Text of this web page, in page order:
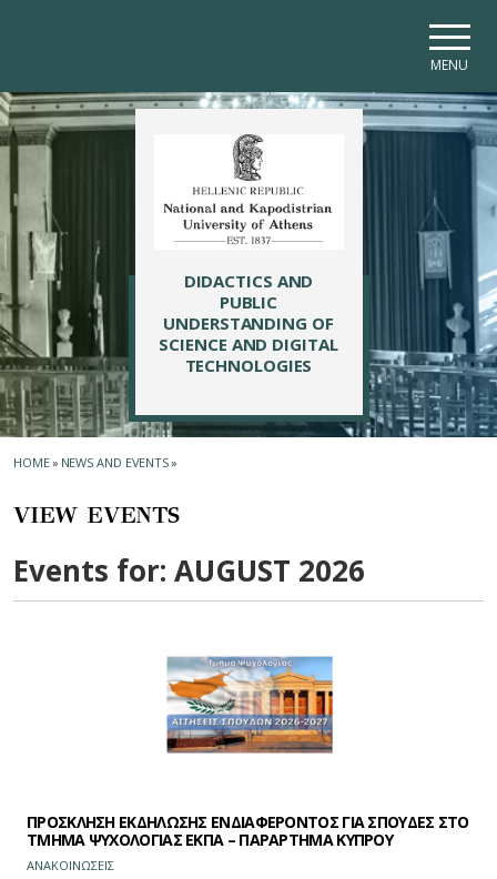
MENU
DIDACTICS AND
PUBLIC
UNDERSTANDING OF
SCIENCE AND DIGITAL
TECHNOLOGIES
HOME» NEWS AND EVENTS»
VIEW EVENTS
Events for: AUGUST 2026
ΠΡΟΣΚΛΗΣΗ ΕΚΔΗΛΩΣΗΣ ΕΝΔΙΑΦΕΡΟΝΤΟΣ ΓΙΑ ΣΠΟΥΔΕΣ ΣΤΟ
ΤΜΗΜΑ ΨΥΧΟΛΟΓΙΑΣ ΕΚΠΑ – ΠΑΡΑΡΤΗΜΑ ΚΥΠΡΟΥ
ΑΝΑΚΟΙΝΩΣΕΙΣ